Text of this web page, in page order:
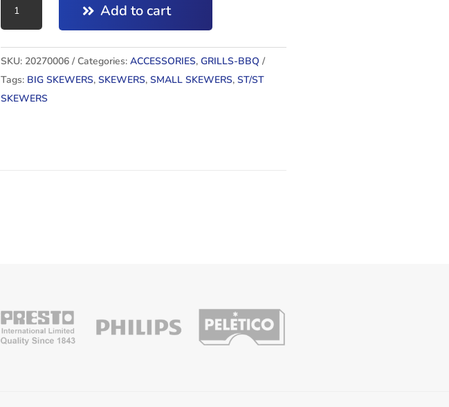
SKEWERS
Add to cart
SKU: 20270006 Categories:ACCESSORIES,GRILLS-BBQ
Tags: BIG SKEWERS,SKEWERS,SMALL SKEWERS,ST/ST
SKEWERS